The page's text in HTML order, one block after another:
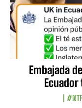
Embajada
#NTF